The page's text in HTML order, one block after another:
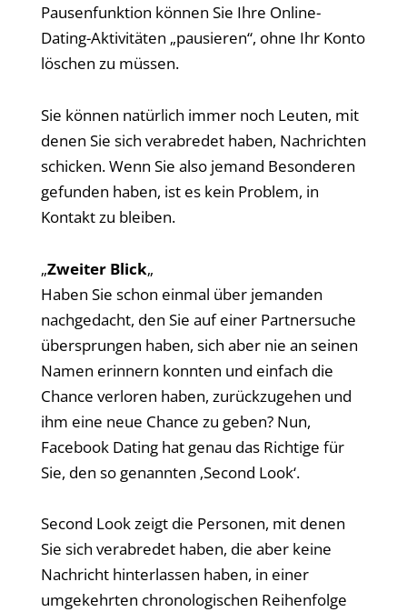
Pausenfunktion können Sie Ihre Online-
Dating-Aktivitäten „pausieren“, ohne Ihr Konto
löschen zu müssen.
Sie können natürlich immer noch Leuten, mit
denen Sie sich verabredet haben, Nachrichten
schicken. Wenn Sie also jemand Besonderen
gefunden haben, ist es kein Problem, in
Kontakt zu bleiben.
„Zweiter Blick„
Haben Sie schon einmal über jemanden
nachgedacht, den Sie auf einer Partnersuche
übersprungen haben, sich aber nie an seinen
Namen erinnern konnten und einfach die
Chance verloren haben, zurückzugehen und
ihm eine neue Chance zu geben? Nun,
Facebook Dating hat genau das Richtige für
Sie, den so genannten ‚Second Look‘.
Second Look zeigt die Personen, mit denen
Sie sich verabredet haben, die aber keine
Nachricht hinterlassen haben, in einer
umgekehrten chronologischen Reihenfolge